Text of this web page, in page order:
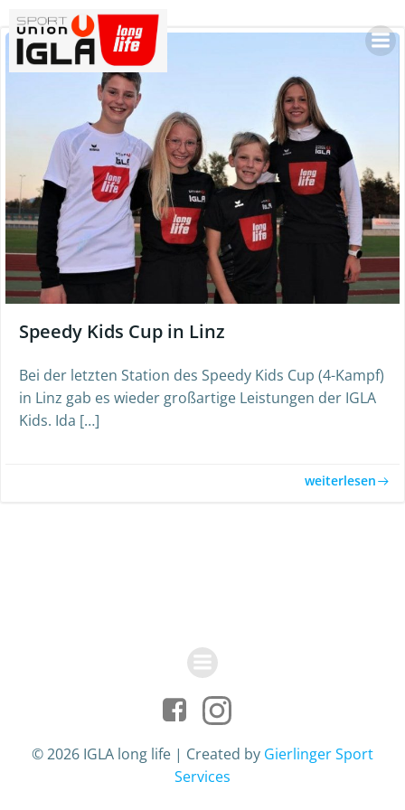
to
Speedy Kids Cup in Linz
Bei der letzten Station des Speedy Kids Cup (4-Kampf)
in Linz gab es wieder großartige Leistungen der IGLA
Kids. Ida […]
weiterlesen
© 2026 IGLA long life | Created by Gierlinger Sport
Services